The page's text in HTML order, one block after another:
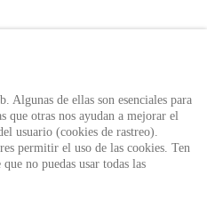
Algunas de ellas son esenciales para
que otras nos ayudan a mejorar el
usuario (cookies de rastreo).
permitir el uso de las cookies. Ten
no puedas usar todas las